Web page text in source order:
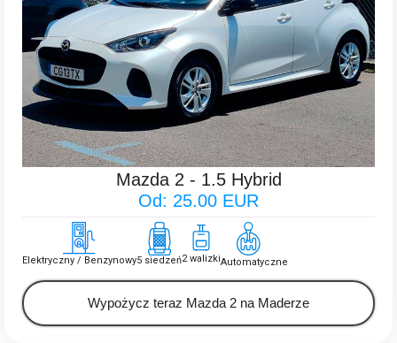
Mazda 2 - 1.5 Hybrid
Od: 25.00 EUR
Elektryczny / Benzynowy5 siedzeń2 walizkiAutomatyczne
Wypożycz teraz Mazda 2 na Maderze